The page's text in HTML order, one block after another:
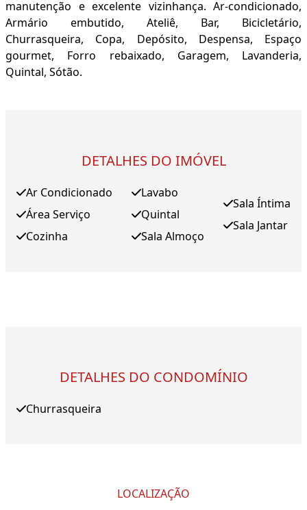
manutenção e excelente vizinhança. Ar-condicionado,
Armário embutido, Ateliê, Bar, Bicicletário,
Churrasqueira, Copa, Depósito, Despensa, Espaço
gourmet, Forro rebaixado, Garagem, Lavanderia,
Quintal, Sótão.
DETALHES DO IMÓVEL
Ar Condicionado
Área Serviço
Cozinha
Lavabo
Quintal
Sala Almoço
Sala Íntima
Sala Jantar
DETALHES DO CONDOMÍNIO
Churrasqueira
LOCALIZAÇÃO